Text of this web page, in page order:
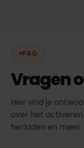
FAQ
Vragen
Hier vind je
over het
herladen en meer.